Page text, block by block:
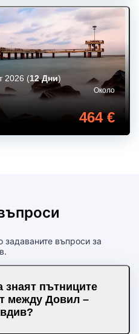
Около
464 €
2026 (12 Дни)
задаваните въпроси за
знаят пътниците
между Довил –